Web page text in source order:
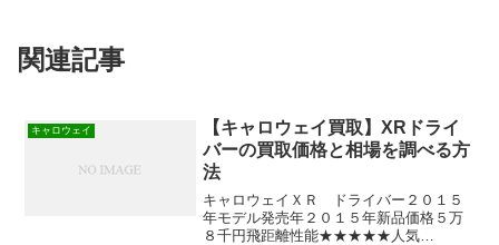
関連記事
キャロウェイ
【キャロウェイ買取】XRドライ
バーの買取価格と相場を調べる方
法
キャロウェイＸＲ ドライバー２０１５
年モデル発売年２０１５年新品価格５万
８千円飛距離性能★★★★★人気